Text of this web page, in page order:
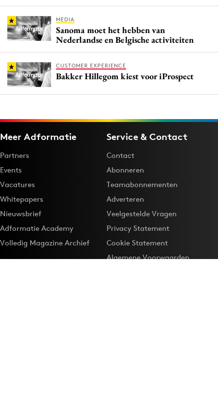
MEDIA
Sanoma moet het hebben van
Nederlandse en Belgische activiteiten
CUSTOMER EXPERIENCE
Bakker Hillegom kiest voor iProspect
Meer Adformatie
Partners
Events
Vacatures
Whitepapers
Nieuwsbrief
Adformatie Academy
Volledig Magazine Archief
Service & Contact
Contact
Abonneren
Teamabonnementen
Adverteren
Veelgestelde Vragen
Privacy Statement
Cookie Statement
Algemene Voorwaarden